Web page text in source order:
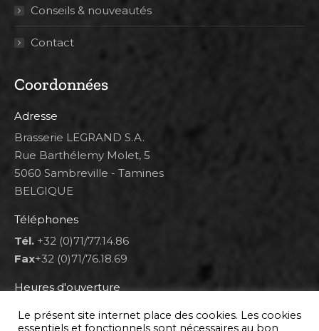
Conseils & nouveautés
Contact
Coordonnées
Adresse
Brasserie LEGRAND S.A.
Rue Barthélemy Molet, 5
5060 Sambreville - Tamines
BELGIQUE
Téléphones
Tél. +32 (0)71/77.14.86
Fax+32 (0)71/76.18.69
Heures d'ouverture
Lun 8h00-12h00 et 12h30-14h30
Mar au ven 8h00-12h00 et 12h30-17h00
Le présent site internet place des cookies. Les cookies
essentiels et fonctionnels sont nécessaires au bon